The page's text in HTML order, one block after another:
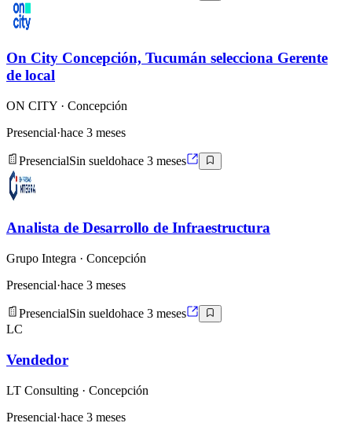
On City Concepción, Tucumán selecciona Gerente
de local
ON CITY · Concepción
Presencial·hace 3 meses
PresencialSin sueldohace 3 meses
Analista de Desarrollo de Infraestructura
Grupo Integra · Concepción
Presencial·hace 3 meses
PresencialSin sueldohace 3 meses
LC
Vendedor
LT Consulting · Concepción
Presencial·hace 3 meses